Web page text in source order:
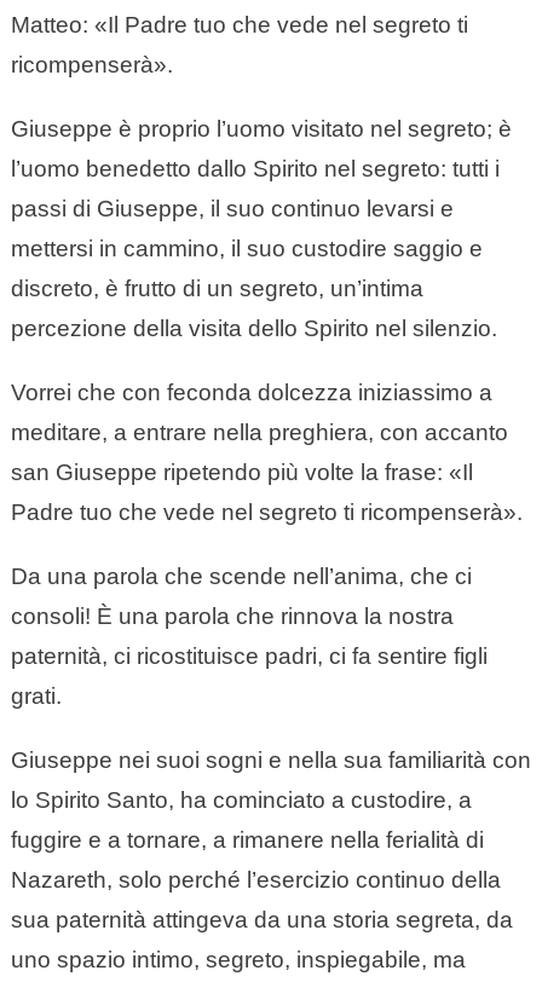
Matteo: «Il Padre tuo che vede nel segreto ti
ricompenserà».
Giuseppe è proprio l’uomo visitato nel segreto; è
l’uomo benedetto dallo Spirito nel segreto: tutti i
passi di Giuseppe, il suo continuo levarsi e
mettersi in cammino, il suo custodire saggio e
discreto, è frutto di un segreto, un’intima
percezione della visita dello Spirito nel silenzio.
Vorrei che con feconda dolcezza iniziassimo a
meditare, a entrare nella preghiera, con accanto
san Giuseppe ripetendo più volte la frase: «Il
Padre tuo che vede nel segreto ti ricompenserà».
Da una parola che scende nell’anima, che ci
consoli! È una parola che rinnova la nostra
paternità, ci ricostituisce padri, ci fa sentire figli
grati.
Giuseppe nei suoi sogni e nella sua familiarità con
lo Spirito Santo, ha cominciato a custodire, a
fuggire e a tornare, a rimanere nella ferialità di
Nazareth, solo perché l’esercizio continuo della
sua paternità attingeva da una storia segreta, da
uno spazio intimo, segreto, inspiegabile, ma